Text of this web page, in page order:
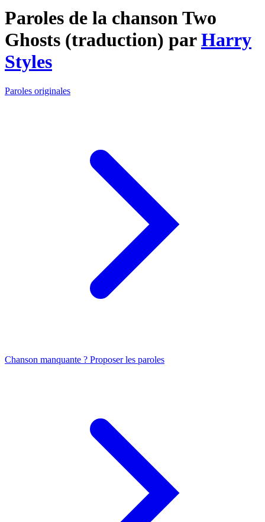
Paroles de la chanson Two
Ghosts (traduction) parHarry
Styles
Paroles originales
Chanson manquante ? Proposer les paroles